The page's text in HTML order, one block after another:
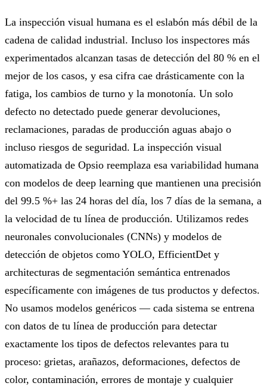
La inspección visual humana es el eslabón más débil de la
cadena de calidad industrial. Incluso los inspectores más
experimentados alcanzan tasas de detección del 80 % en el
mejor de los casos, y esa cifra cae drásticamente con la
fatiga, los cambios de turno y la monotonía. Un solo
defecto no detectado puede generar devoluciones,
reclamaciones, paradas de producción aguas abajo o
incluso riesgos de seguridad. La inspección visual
automatizada de Opsio reemplaza esa variabilidad humana
con modelos de deep learning que mantienen una precisión
del 99.5 %+ las 24 horas del día, los 7 días de la semana, a
la velocidad de tu línea de producción. Utilizamos redes
neuronales convolucionales (CNNs) y modelos de
detección de objetos como YOLO, EfficientDet y
architecturas de segmentación semántica entrenados
específicamente con imágenes de tus productos y defectos.
No usamos modelos genéricos — cada sistema se entrena
con datos de tu línea de producción para detectar
exactamente los tipos de defectos relevantes para tu
proceso: grietas, arañazos, deformaciones, defectos de
color, contaminación, errores de montaje y cualquier